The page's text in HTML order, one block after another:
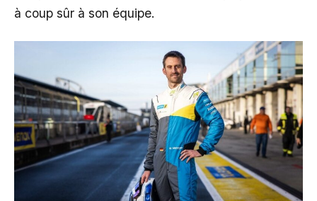
à coup sûr à son équipe.